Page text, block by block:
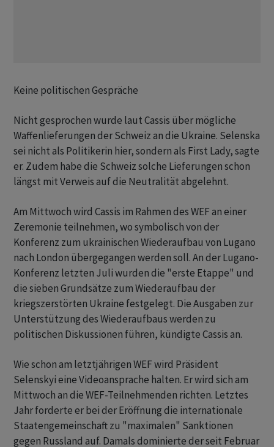
Keine politischen Gespräche
Nicht gesprochen wurde laut Cassis über mögliche
Waffenlieferungen der Schweiz an die Ukraine. Selenska
sei nicht als Politikerin hier, sondern als First Lady, sagte
er. Zudem habe die Schweiz solche Lieferungen schon
längst mit Verweis auf die Neutralität abgelehnt.
Am Mittwoch wird Cassis im Rahmen des WEF an einer
Zeremonie teilnehmen, wo symbolisch von der
Konferenz zum ukrainischen Wiederaufbau von Lugano
nach London übergegangen werden soll. An der Lugano-
Konferenz letzten Juli wurden die "erste Etappe" und
die sieben Grundsätze zum Wiederaufbau der
kriegszerstörten Ukraine festgelegt. Die Ausgaben zur
Unterstützung des Wiederaufbaus werden zu
politischen Diskussionen führen, kündigte Cassis an.
Wie schon am letztjährigen WEF wird Präsident
Selenskyi eine Videoansprache halten. Er wird sich am
Mittwoch an die WEF-Teilnehmenden richten. Letztes
Jahr forderte er bei der Eröffnung die internationale
Staatengemeinschaft zu "maximalen" Sanktionen
gegen Russland auf. Damals dominierte der seit Februar